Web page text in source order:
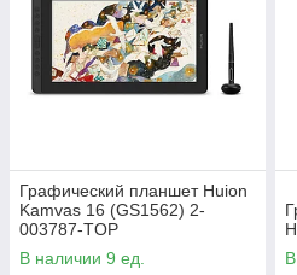
Графический планшет Huion
Kamvas 16 (GS1562) 2-
003787-TOP
В наличии 9 ед.